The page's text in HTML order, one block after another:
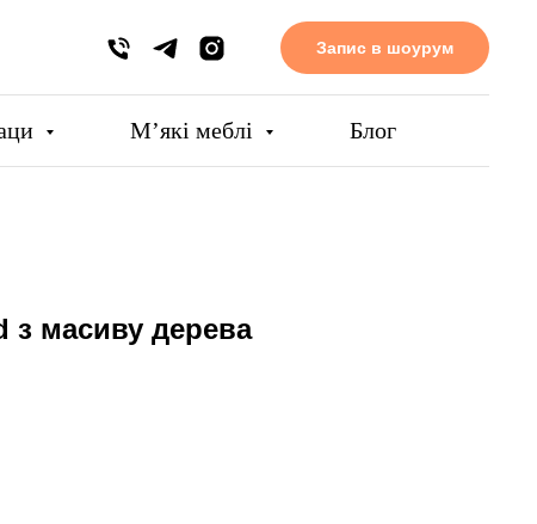
Запис в шоурум
Мʼякі меблі Блог
з масиву дерева